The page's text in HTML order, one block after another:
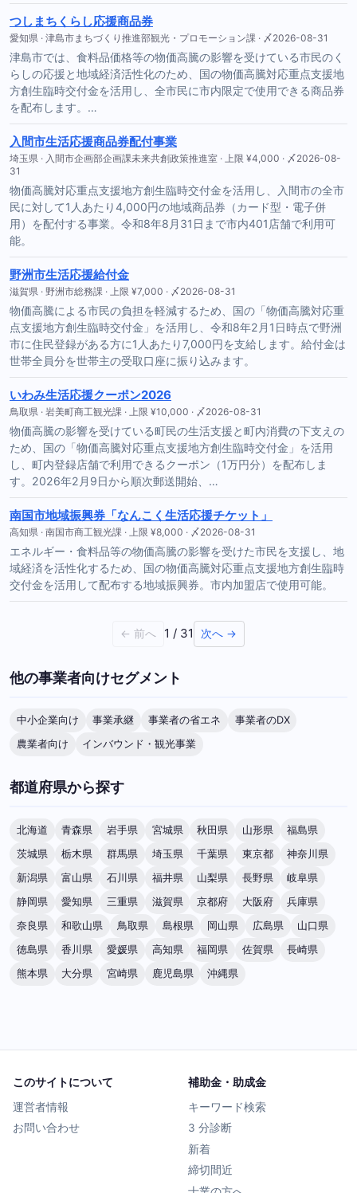
つしまちくらし応援商品券
愛知県 · 津島市まちづくり推進部観光・プロモーション課 · 〆2026-08-31
津島市では、食料品価格等の物価高騰の影響を受けている市民のく
らしの応援と地域経済活性化のため、国の物価高騰対応重点支援地
方創生臨時交付金を活用し、全市民に市内限定で使用できる商品券
を配布します。…
入間市生活応援商品券配付事業
埼玉県 · 入間市企画部企画課未来共創政策推進室 · 上限 ¥4,000 · 〆2026-08-
31
物価高騰対応重点支援地方創生臨時交付金を活用し、入間市の全市
民に対して1人あたり4,000円の地域商品券（カード型・電子併
用）を配付する事業。令和8年8月31日まで市内401店舗で利用可
能。
野洲市生活応援給付金
滋賀県 · 野洲市総務課 · 上限 ¥7,000 · 〆2026-08-31
物価高騰による市民の負担を軽減するため、国の「物価高騰対応重
点支援地方創生臨時交付金」を活用し、令和8年2月1日時点で野洲
市に住民登録がある方に1人あたり7,000円を支給します。給付金は
世帯全員分を世帯主の受取口座に振り込みます。
いわみ生活応援クーポン2026
鳥取県 · 岩美町商工観光課 · 上限 ¥10,000 · 〆2026-08-31
物価高騰の影響を受けている町民の生活支援と町内消費の下支えの
ため、国の「物価高騰対応重点支援地方創生臨時交付金」を活用
し、町内登録店舗で利用できるクーポン（1万円分）を配布しま
す。2026年2月9日から順次郵送開始、…
南国市地域振興券「なんこく生活応援チケット」
高知県 · 南国市商工観光課 · 上限 ¥8,000 · 〆2026-08-31
エネルギー・食料品等の物価高騰の影響を受けた市民を支援し、地
域経済を活性化するため、国の物価高騰対応重点支援地方創生臨時
交付金を活用して配布する地域振興券。市内加盟店で使用可能。
← 前へ 1 / 31 次へ →
他の事業者向けセグメント
中小企業向け 事業承継 事業者の省エネ
事業者のDX
農業者向け
インバウンド・観光事業
都道府県から探す
北海道 青森県 岩手県 宮城県 秋田県 山形県
福島県
茨城県
栃木県 群馬県 埼玉県 千葉県 東京都
神奈川県
新潟県
富山県 石川県 福井県 山梨県 長野県
岐阜県
静岡県
愛知県 三重県 滋賀県 京都府 大阪府
兵庫県
奈良県
和歌山県 鳥取県 島根県 岡山県 広島県
山口県
徳島県
香川県 愛媛県 高知県 福岡県 佐賀県
長崎県
熊本県
大分県 宮崎県 鹿児島県 沖縄県
このサイトについて
運営者情報
お問い合わせ
補助金・助成金
キーワード検索
3 分診断
新着
締切間近